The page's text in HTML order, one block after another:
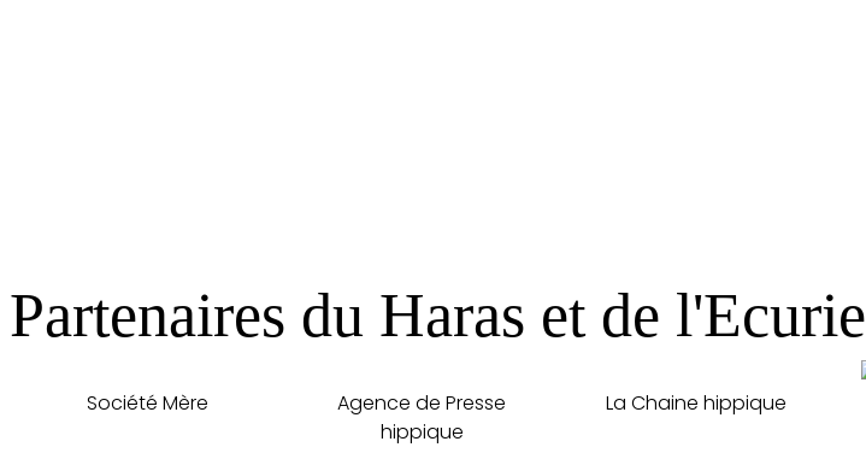
Partenaires du Haras et de l'Ecurie
Société Mère
Agence de Presse
hippique
La Chaine hippique